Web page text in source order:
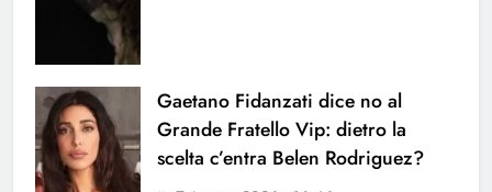
Gaetano Fidanzati dice no al
Grande Fratello Vip: dietro la
scelta c’entra Belen Rodriguez?